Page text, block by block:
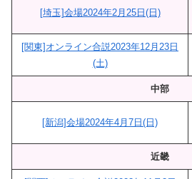
[埼玉]会場2024年2月25日(日)
[関東]オンライン合説2023年12月23日
(土)
中部
[新潟]会場2024年4月7日(日)
近畿